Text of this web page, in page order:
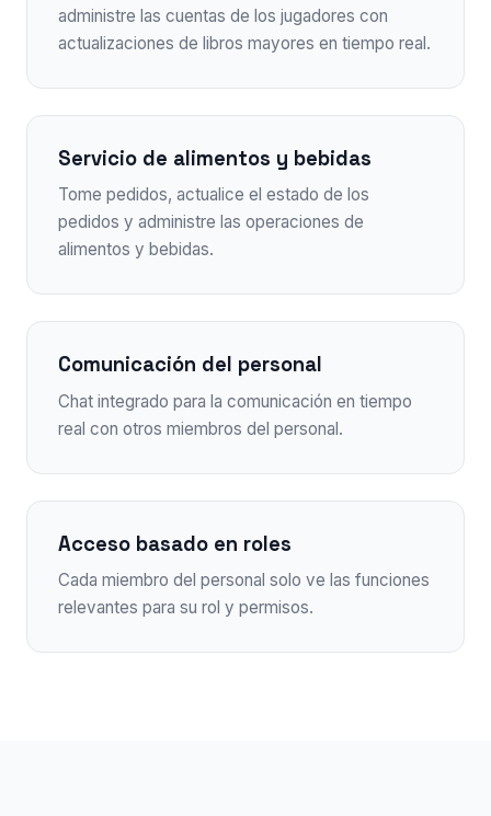
administre las cuentas de los jugadores con
actualizaciones de libros mayores en tiempo real.
Servicio de alimentos y bebidas
Tome pedidos, actualice el estado de los
pedidos y administre las operaciones de
alimentos y bebidas.
Comunicación del personal
Chat integrado para la comunicación en tiempo
real con otros miembros del personal.
Acceso basado en roles
Cada miembro del personal solo ve las funciones
relevantes para su rol y permisos.